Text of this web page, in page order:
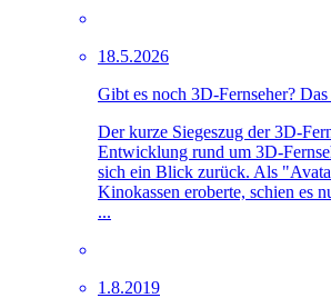
18.5.2026
Gibt es noch 3D-Fernseher?
Der kurze Siegeszug der 3D-
Entwicklung rund um 3D-
sich ein Blick zurück. Als
Kinokassen eroberte, schien es
...
1.8.2019